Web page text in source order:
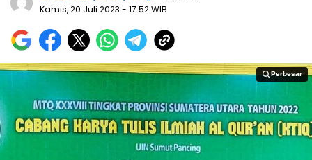
Kamis, 20 Juli 2023 - 17:52 WIB
Perbesar
Perbesar